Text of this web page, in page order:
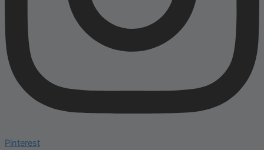
Pinterest